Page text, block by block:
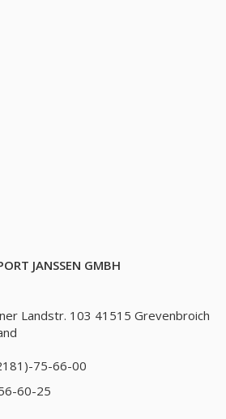
JANSSEN GMBH
Landstr. 103 41515 Grevenbroich
75-66-00
60-25